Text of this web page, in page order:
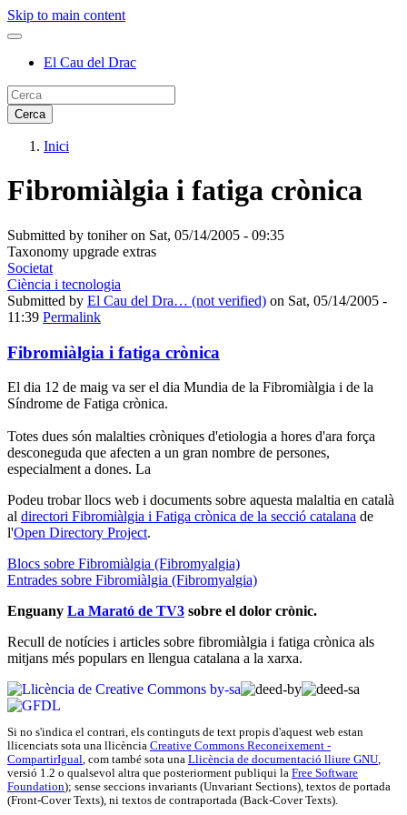
Skip to main content
El Cau del Drac
Inici
Fibromiàlgia i fatiga crònica
Submitted by toniheron Sat, 05/14/2005 - 09:35
Taxonomy upgrade extras
Societat
Ciència i tecnologia
Submitted by El Cau del Dra… (not verified) on Sat, 05/14/2005 -
11:39 Permalink
Fibromiàlgia i fatiga crònica
El dia 12 de maig va ser el dia Mundia de la Fibromiàlgia i de la
Síndrome de Fatiga crònica.
Totes dues són malalties cròniques d'etiologia a hores d'ara força
desconeguda que afecten a un gran nombre de persones,
especialment a dones. La
Podeu trobar llocs web i documents sobre aquesta malaltia en català
al directori Fibromiàlgia i Fatiga crònica de la secció catalana de
l'Open Directory Project.
Blocs sobre Fibromiàlgia (Fibromyalgia)
Entrades sobre Fibromiàlgia (Fibromyalgia)
Enguany La Marató de TV3 sobre el dolor crònic.
Recull de notícies i articles sobre fibromiàlgia i fatiga crònica als
mitjans més populars en llengua catalana a la xarxa.
Si no s'indica el contrari, els continguts de text propis d'aquest web estan
llicenciats sota una llicència Creative Commons Reconeixement -
CompartirIgual, com també sota una Llicència de documentació lliure GNU,
versió 1.2 o qualsevol altra que posteriorment publiqui la Free Software
Foundation); sense seccions invariants (Unvariant Sections), textos de portada
(Front-Cover Texts), ni textos de contraportada (Back-Cover Texts).